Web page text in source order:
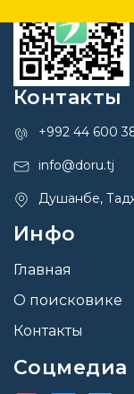
Контакты
+992 44 600
info@doru.tj
Душанбе,
Инфо
Главная
О поисковике
Контакты
Соцмедиа